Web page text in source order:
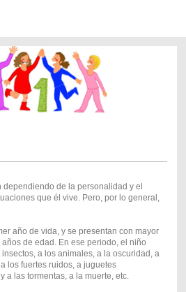
dependiendo de la personalidad y el
que él vive. Pero, por lo general,
año de vida, y se presentan con mayor
de edad. En ese periodo, el niño
a los animales, a la oscuridad, a
los fuertes ruidos, a juguetes
a las tormentas, a la muerte, etc.